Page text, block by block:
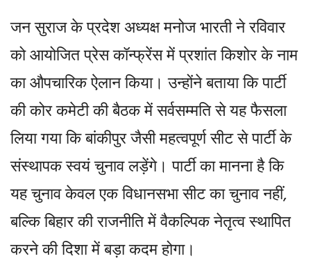
जन सुराज के प्रदेश अध्यक्ष मनोज भारती ने रविवार
को आयोजित प्रेस कॉन्फ्रेंस में प्रशांत किशोर के नाम
का औपचारिक ऐलान किया। उन्होंने बताया कि पार्टी
की कोर कमेटी की बैठक में सर्वसम्मति से यह फैसला
लिया गया कि बांकीपुर जैसी महत्वपूर्ण सीट से पार्टी के
संस्थापक स्वयं चुनाव लड़ेंगे। पार्टी का मानना है कि
यह चुनाव केवल एक विधानसभा सीट का चुनाव नहीं,
बल्कि बिहार की राजनीति में वैकल्पिक नेतृत्व स्थापित
करने की दिशा में बड़ा कदम होगा।